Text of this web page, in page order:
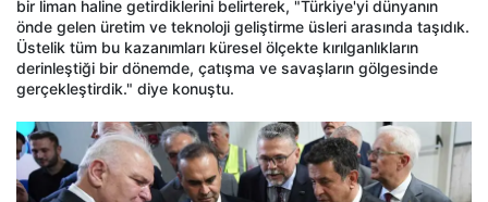
bir liman haline getirdiklerini belirterek, "Türkiye'yi dünyanın
önde gelen üretim ve teknoloji geliştirme üsleri arasında taşıdık.
Üstelik tüm bu kazanımları küresel ölçekte kırılganlıkların
derinleştiği bir dönemde, çatışma ve savaşların gölgesinde
gerçekleştirdik." diye konuştu.